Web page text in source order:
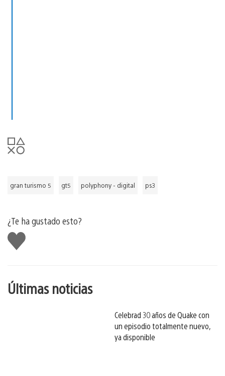
gran turismo 5 gt5 polyphony - digital ps3
¿Te ha gustado esto?
Me
gusta
Últimas noticias
Celebrad 30 años de Quake con
un episodio totalmente nuevo,
ya disponible